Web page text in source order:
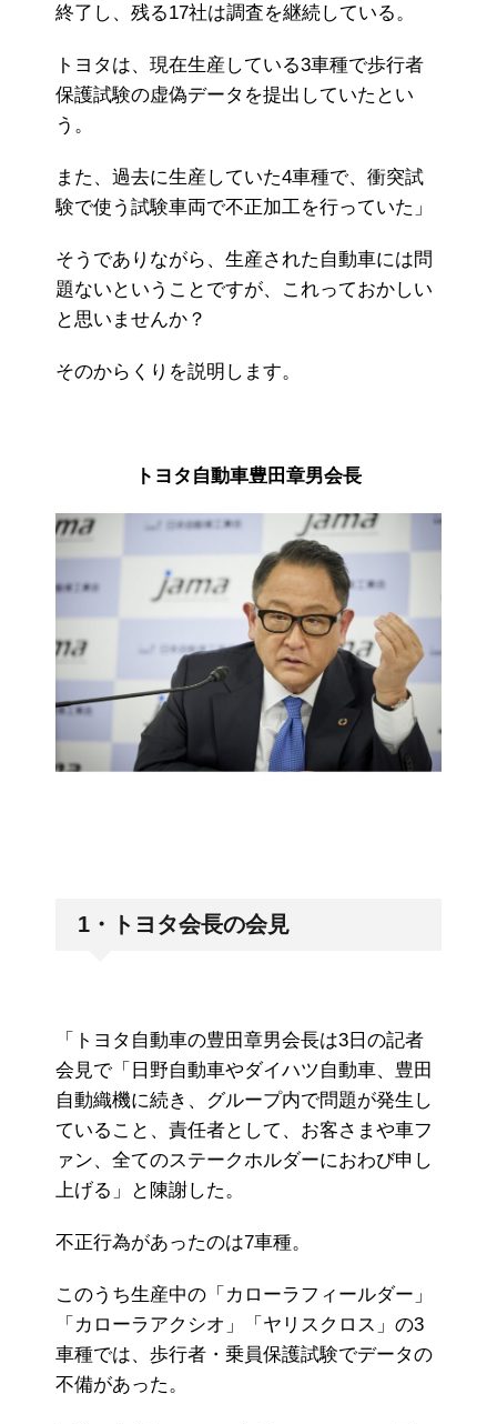
終了し、残る17社は調査を継続している。
トヨタは、現在生産している3車種で歩行者
保護試験の虚偽データを提出していたとい
う。
また、過去に生産していた4車種で、衝突試
験で使う試験車両で不正加工を行っていた」
そうでありながら、生産された自動車には問
題ないということですが、これっておかしい
と思いませんか？
そのからくりを説明します。
トヨタ自動車豊田章男会長
1・トヨタ会長の会見
「トヨタ自動車の豊田章男会長は3日の記者
会見で「日野自動車やダイハツ自動車、豊田
自動織機に続き、グループ内で問題が発生し
ていること、責任者として、お客さまや車フ
ァン、全てのステークホルダーにおわび申し
上げる」と陳謝した。
不正行為があったのは7車種。
このうち生産中の「カローラフィールダー」
「カローラアクシオ」「ヤリスクロス」の3
車種では、歩行者・乗員保護試験でデータの
不備があった。